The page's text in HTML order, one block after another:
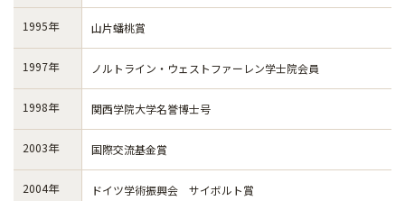
1995年 山片蟠桃賞
1997年 ノルトライン・ウェストファーレン学士院会員
1998年 関西学院大学名誉博士号
2003年 国際交流基金賞
2004年 ドイツ学術振興会 サイボルト賞